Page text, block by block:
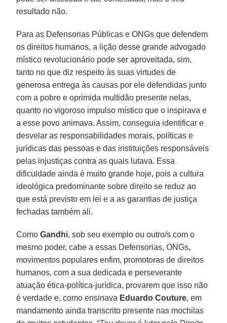
resultado não.
Para as Defensorias Públicas e ONGs que defendem
os direitos humanos, a lição desse grande advogado
místico revolucionário pode ser aproveitada, sim,
tanto no que diz respeito às suas virtudes de
generosa entrega às causas por ele defendidas junto
com a pobre e oprimida multidão presente nelas,
quanto no vigoroso impulso místico que o inspirava e
a esse povo animava. Assim, conseguia identificar e
desvelar as responsabilidades morais, políticas e
jurídicas das pessoas e das instituições responsáveis
pelas injustiças contra as quais lutava. Essa
dificuldade ainda é muito grande hoje, pois a cultura
ideológica predominante sobre direito se reduz ao
que está previsto em lei e a as garantias de justiça
fechadas também ali.
ComoGandhi, sob seu exemplo ou outro/s com o
mesmo poder, cabe a essas Defensorias, ONGs,
movimentos populares enfim, promotoras de direitos
humanos, com a sua dedicada e perseverante
atuação ética-política-jurídica, provarem que isso não
é verdade e, como ensinava Eduardo Couture, em
mandamento ainda transcrito presente nas mochilas